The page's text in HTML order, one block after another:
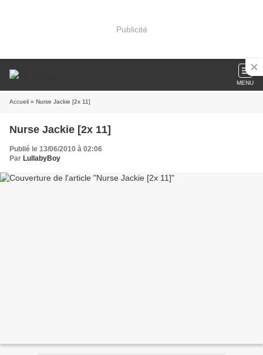
Publicité
MENU
Accueil » Nurse Jackie [2x 11]
Nurse Jackie [2x 11]
Publié le 13/06/2010 à 02:06
Par LullabyBoy